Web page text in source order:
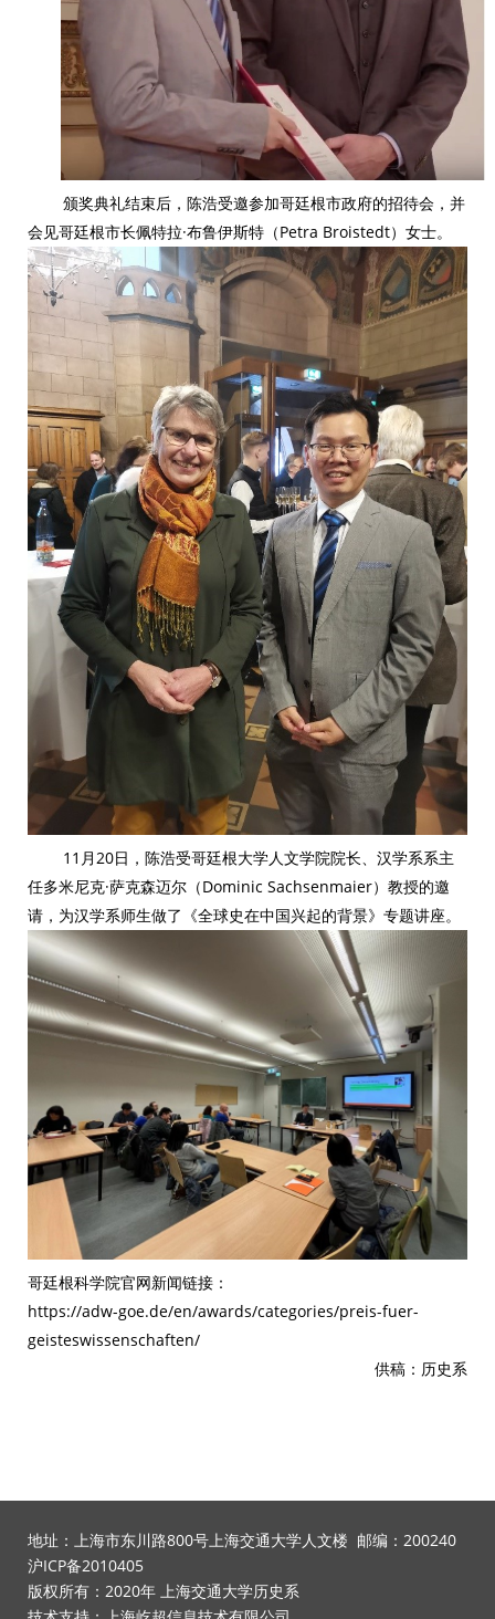
颁奖典礼结束后，陈浩受邀参加哥廷根市政府的招待会，并
会见哥廷根市长佩特拉·布鲁伊斯特（Petra Broistedt）女士。
11月 20日，陈浩受哥廷根大学人文学院院长、汉学系系主
任多米尼克·萨克森迈尔（Dominic Sachsenmaier）教授的邀
请，为汉学系师生做了《全球史在中国兴起的背景》专题讲座。
哥廷根科学院官网新闻链接：
https://adw-goe.de/en/awards/categories/preis-fuer-
geisteswissenschaften/
供稿：历史系
地址：上海市东川路800号上海交通大学人文楼 邮编：200240
沪ICP备2010405
版权所有：2020年 上海交通大学历史系